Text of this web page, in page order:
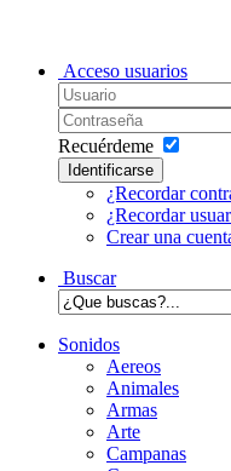
Acceso usuarios
Recuérdeme
Identificarse
¿Recordar
¿Recordar
Crear una
Buscar
Sonidos
Aereos
Animales
Armas
Arte
Campanas